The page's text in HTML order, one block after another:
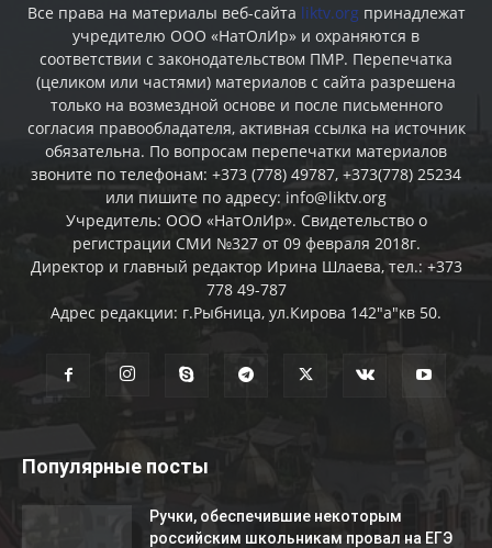
Все права на материалы веб-сайта liktv.org принадлежат
учредителю ООО «НатОлИр» и охраняются в
соответствии с законодательством ПМР. Перепечатка
(целиком или частями) материалов c сайта разрешена
только на возмездной основе и после письменного
согласия правообладателя, активная ссылка на источник
обязательна. По вопросам перепечатки материалов
звоните по телефонам: +373 (778) 49787, +373(778) 25234
или пишите по адресу: info@liktv.org
Учредитель: ООО «НатОлИр». Свидетельство о
регистрации СМИ №327 от 09 февраля 2018г.
Директор и главный редактор Ирина Шлаева, тел.: +373
778 49-787
Адрес редакции: г.Рыбница, ул.Кирова 142"а"кв 50.
Популярные посты
Ручки, обеспечившие некоторым
российским школьникам провал на ЕГЭ